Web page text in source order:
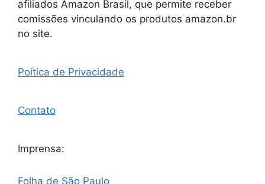
afiliados Amazon Brasil, que permite receber
comissões vinculando os produtos amazon.br
no site.
Poítica de Privacidade
Contato
Imprensa:
Folha de São Paulo